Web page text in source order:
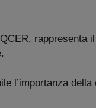
rappresenta
.
l’importanza